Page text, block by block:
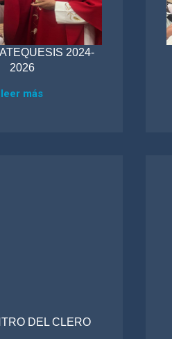
2024-
2026
leer más
DEL CLERO